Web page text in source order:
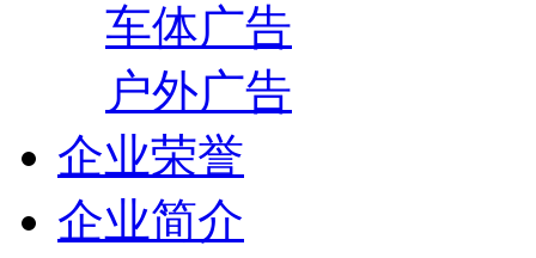
车体广告
户外广告
企业荣誉
企业简介